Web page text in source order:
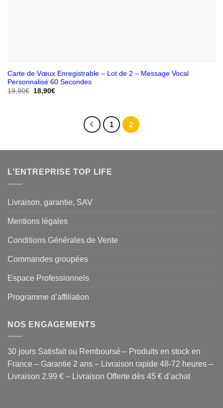
Carte de Vœux Enregistrable – Lot de 2 – Message Vocal
Personnalisé 60 Secondes
19,90€
Le
18,90€Le
1 2
L’ENTREPRISE TOP LIFE
Livraison, garantie, SAV
Mentions légales
Conditions Générales de Vente
Commandes groupées
Espace Professionnels
Programme d’affiliation
NOS ENGAGEMENTS
30 jours Satisfait ou Remboursé – Produits en stock en
France – Garantie 2 ans – Livraison rapide 48-72 heures –
Livraison 2.99 € – Livraison Offerte dès 45 € d’achat